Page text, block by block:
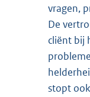
vragen,
De
cliënt bij
stopt